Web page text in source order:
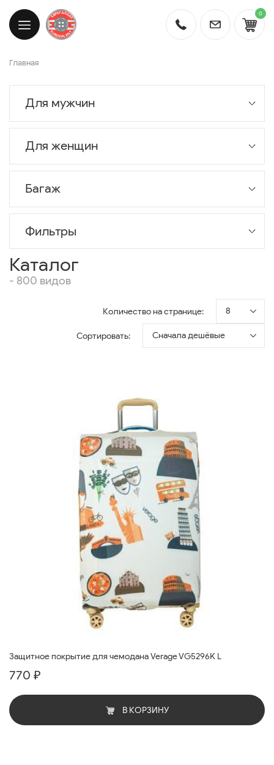
0
Главная
Для мужчин
Для женщин
Багаж
Фильтры
Каталог
- 800 видов
Количество на странице: 8
Сортировать: Сначала дешёвые
Защитное покрытие для чемодана Verage VG5296K L
770 ₽
В КОРЗИНУ